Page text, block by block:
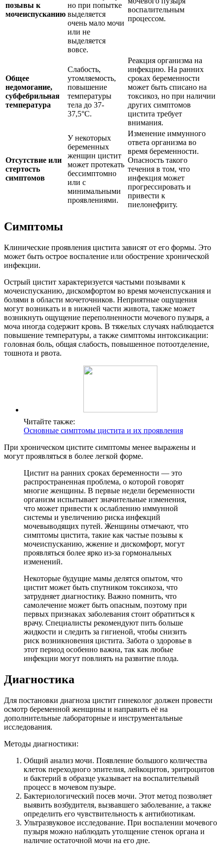
позывы к
мочеиспусканию
но при попытке
выделяется
очень мало мочи
или не
выделяется
вовсе.
воспалительным
процессом.
Общее
недомогание,
субфебрильная
температура
Слабость,
утомляемость,
повышение
температуры
тела до 37-
37,5°C.
Реакция организма на
инфекцию. На ранних
сроках беременности
может быть списано на
токсикоз, но при наличии
других симптомов
цистита требует
внимания.
Отсутствие или
стертость
симптомов
У некоторых
беременных
женщин цистит
может протекать
бессимптомно
или с
минимальными
проявлениями.
Изменение иммунного
ответа организма во
время беременности.
Опасность такого
течения в том, что
инфекция может
прогрессировать и
привести к
пиелонефриту.
Симптомы
Клинические проявления цистита зависят от его формы. Это
может быть острое воспаление или обострение хронической
инфекции.
Острый цистит характеризуется частыми позывами к
мочеиспусканию, дискомфортом во время мочеиспускания и
болями в области мочеточников. Неприятные ощущения
могут возникать и в нижней части живота, также может
возникнуть ощущение переполненности мочевого пузыря, а
моча иногда содержит кровь. В тяжелых случаях наблюдается
повышение температуры, а также симптомы интоксикации:
головная боль, общая слабость, повышенное потоотделение,
тошнота и рвота.
Читайте также:
Основные симптомы цистита и их проявления
При хроническом цистите симптомы менее выражены и
могут проявляться в более легкой форме.
Цистит на ранних сроках беременности — это
распространенная проблема, о которой говорят
многие женщины. В первые недели беременности
организм испытывает значительные изменения,
что может привести к ослаблению иммунной
системы и увеличению риска инфекций
мочевыводящих путей. Женщины отмечают, что
симптомы цистита, такие как частые позывы к
мочеиспусканию, жжение и дискомфорт, могут
проявляться более ярко из-за гормональных
изменений.
Некоторые будущие мамы делятся опытом, что
цистит может быть спутником токсикоза, что
затрудняет диагностику. Важно помнить, что
самолечение может быть опасным, поэтому при
первых признаках заболевания стоит обратиться к
врачу. Специалисты рекомендуют пить больше
жидкости и следить за гигиеной, чтобы снизить
риск возникновения цистита. Забота о здоровье в
этот период особенно важна, так как любые
инфекции могут повлиять на развитие плода.
Диагностика
Для постановки диагноза цистит гинеколог должен провести
осмотр беременной женщины и направить её на
дополнительные лабораторные и инструментальные
исследования.
Методы диагностики:
Общий анализ мочи. Появление большого количества
клеток переходного эпителия, лейкоцитов, эритроцитов
и бактерий в образце указывает на воспалительный
процесс в мочевом пузыре.
Бактериологический посев мочи. Этот метод позволяет
выявить возбудителя, вызвавшего заболевание, а также
определить его чувствительность к антибиотикам.
Ультразвуковое исследование. При воспалении мочевого
пузыря можно наблюдать утолщение стенок органа и
наличие остаточной мочи на его дне.